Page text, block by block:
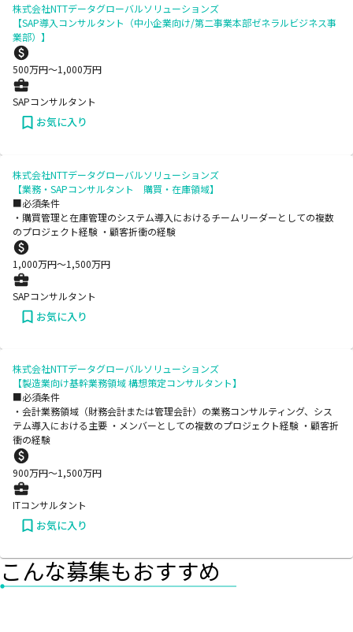
株式会社NTTデータグローバルソリューションズ
【SAP導入コンサルタント（中小企業向け/第二事業本部ゼネラルビジネス事
業部）】
500万円〜1,000万円
SAPコンサルタント
お気に入り
株式会社NTTデータグローバルソリューションズ
【業務・SAPコンサルタント 購買・在庫領域】
■必須条件
・購買管理と在庫管理のシステム導入におけるチームリーダーとしての複数
のプロジェクト経験 ・顧客折衝の経験
1,000万円〜1,500万円
SAPコンサルタント
お気に入り
株式会社NTTデータグローバルソリューションズ
【製造業向け基幹業務領域 構想策定コンサルタント】
■必須条件
・会計業務領域（財務会計または管理会計）の業務コンサルティング、シス
テム導入における主要 ・メンバーとしての複数のプロジェクト経験 ・顧客折
衝の経験
900万円〜1,500万円
ITコンサルタント
お気に入り
こんな募集もおすすめ